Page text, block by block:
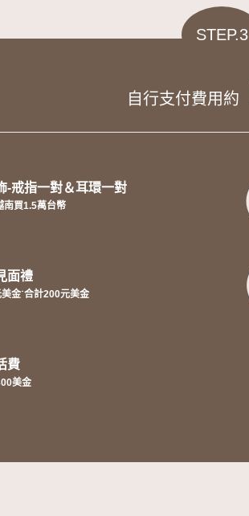
STEP.3
自行支付費用約
-戒指一對＆耳環一對
南買1.5萬台幣
面禮
金˙合計200元美金
費
美金